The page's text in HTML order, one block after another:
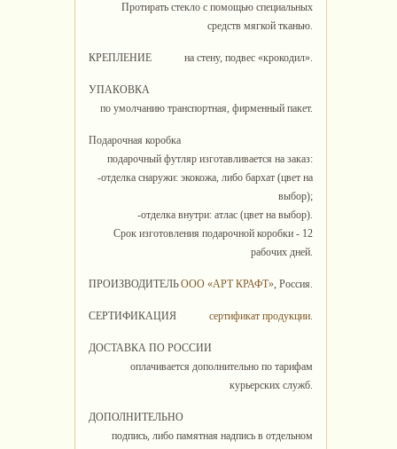
Протирать стекло с помощью специальных
средств мягкой тканью.
КРЕПЛЕНИЕ на стену, подвес «крокодил».
УПАКОВКА
по умолчанию транспортная, фирменный пакет.
Подарочная коробка
подарочный футляр изготавливается на заказ:
-отделка снаружи: экокожа, либо бархат (цвет на
выбор);
-отделка внутри: атлас (цвет на выбор).
Срок изготовления подарочной коробки - 12
рабочих дней.
ПРОИЗВОДИТЕЛЬООО «АРТ КРАФТ», Россия.
СЕРТИФИКАЦИЯ сертификат продукции.
ДОСТАВКА ПО РОССИИ
оплачивается дополнительно по тарифам
курьерских служб.
ДОПОЛНИТЕЛЬНО
подпись, либо памятная надпись в отдельном